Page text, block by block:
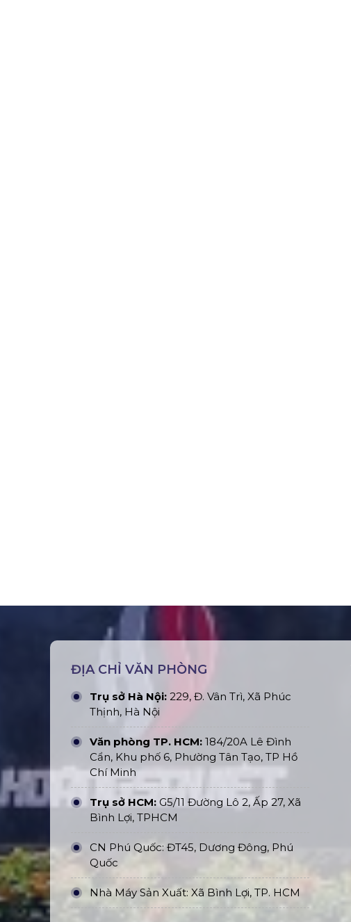
ĐỊA CHỈ VĂN PHÒNG
Trụ sở Hà Nội: 229, Đ. Vân Trì, Xã Phúc
Thịnh, Hà Nội
Văn phòng TP. HCM: 184/20A Lê Đình
Cẩn, Khu phố 6, Phường Tân Tạo, TP Hồ
Chí Minh
Trụ sở HCM: G5/11 Đường Lô 2, Ấp 27, Xã
Bình Lợi, TPHCM
CN Phú Quốc: ĐT45, Dương Đông, Phú
Quốc
Nhà Máy Sản Xuất: Xã Bình Lợi, TP. HCM